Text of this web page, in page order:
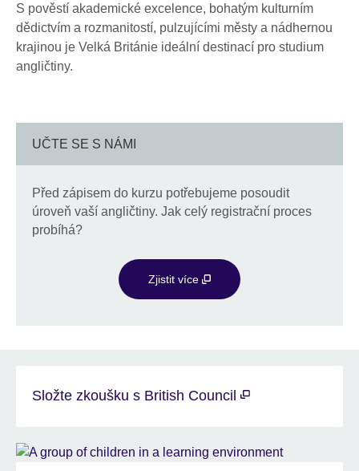
S pověstí akademické excelence, bohatým kulturním
dědictvím a rozmanitostí, pulzujícími městy a nádhernou
krajinou je Velká Británie ideální destinací pro studium
angličtiny.
UČTE SE S NÁMI
Před zápisem do kurzu potřebujeme posoudit
úroveň vaší angličtiny. Jak celý registrační proces
probíhá?
Zjistit více
Složte zkoušku s British Council